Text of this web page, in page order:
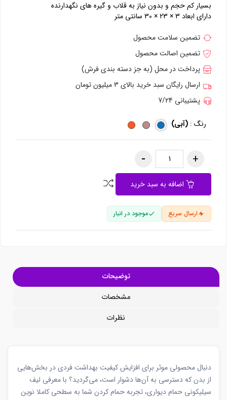
بسیار کم حجم و بدون نیاز به قلاب و گیره های نگهدارنده
دارای ابعاد 3 × 23 × 30 سانتی متر
تضمین سلامت محصول
تضمین اصالت محصول
پرداخت در محل (به جز دسته بندی فرش)
ارسال رایگان سبد خرید بالای 3 میلیون تومان
پشتیبانی 7/24
رنگ : (آبی)
اضافه به سبد خرید
ارسال سریع موجود در انبار
توضیحات
مشخصات
نظرات
دنبال محصولی موثر برای افزایش کیفیت بهداشت فردی در بخش‌هایی
از بدن که دسترسی به آن‌ها دشوار است، می‌گردید؟ با معرفی لیف
سیلیکونی حمام دیواری، تجربه حمام کردن شما به سطحی کاملا نوین